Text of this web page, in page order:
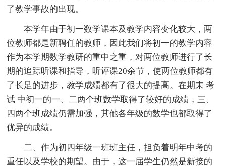
了教学事故的出现。
本学年由于初一数学课本及教学内容变化较大，两
位教师都是新聘任的教师，因此我们将初一的教学内容
作为本学期数学教研的重中之重，对两位教师进行了长
期的追踪听课和指导，听评课20余节，使两位教师都有
了长足的进步，教学成绩都有了很大的提高。在期末 考
试 中初一的一、二两个班数学取得了较好的成绩，三、
四两个班成绩仍需加强，其他各年级的数学也都取得了
优异的成绩。
二、作为初四年级一班班主任，担负着明年中考的
重任以及学校的期望。由于，这一届学生仍然是新接的